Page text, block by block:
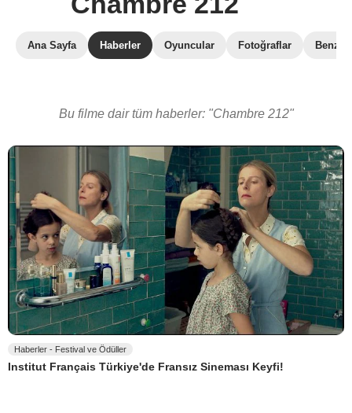
Ana Sayfa Haberler Oyuncular Fotoğraflar
Bu filme dair tüm haberler: "Chambre 212"
Haberler - Festival ve Ödüller
Institut Français Türkiye'de Fransız Sineması Keyfi!